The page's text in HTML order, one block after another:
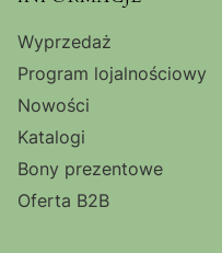
Wyprzedaż
Program lojalnościowy
Nowości
Katalogi
Bony prezentowe
Oferta B2B